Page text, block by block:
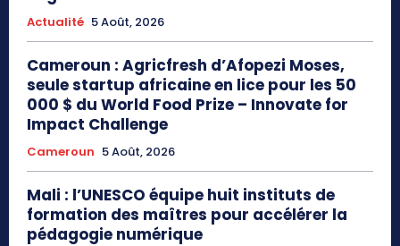
Actualité 5 Août, 2026
Cameroun : Agricfresh d’Afopezi Moses,
seule startup africaine en lice pour les 50
000 $ du World Food Prize – Innovate for
Impact Challenge
Cameroun 5 Août, 2026
Mali : l’UNESCO équipe huit instituts de
formation des maîtres pour accélérer la
pédagogie numérique